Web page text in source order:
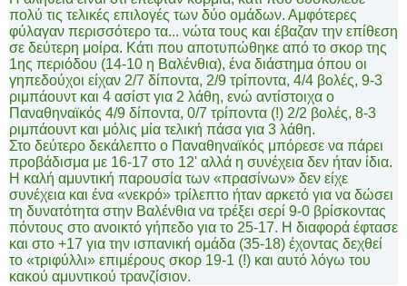
πολύ τις τελικές επιλογές των δύο ομάδων. Αμφότερες
φύλαγαν περισσότερο τα... νώτα τους και έβαζαν την επίθεση
σε δεύτερη μοίρα. Κάτι που αποτυπώθηκε από το σκορ της
1ης περιόδου (14-10 η Βαλένθια), ένα διάστημα όπου οι
γηπεδούχοι είχαν 2/7 δίποντα, 2/9 τρίποντα, 4/4 βολές, 9-3
ριμπάουντ και 4 ασίστ για 2 λάθη, ενώ αντίστοιχα ο
Παναθηναϊκός 4/9 δίποντα, 0/7 τρίποντα (!) 2/2 βολές, 8-3
ριμπάουντ και μόλις μία τελική πάσα για 3 λάθη.
Στο δεύτερο δεκάλεπτο ο Παναθηναϊκός μπόρεσε να πάρει
προβάδισμα με 16-17 στο 12' αλλά η συνέχεια δεν ήταν ίδια.
Η καλή αμυντική παρουσία των «πρασίνων» δεν είχε
συνέχεια και ένα «νεκρό» τρίλεπτο ήταν αρκετό για να δώσει
τη δυνατότητα στην Βαλένθια να τρέξει σερί 9-0 βρίσκοντας
πόντους στο ανοικτό γήπεδο για το 25-17. Η διαφορά έφτασε
και στο +17 για την ισπανική ομάδα (35-18) έχοντας δεχθεί
το «τριφύλλι» επιμέρους σκορ 19-1 (!) και αυτό λόγω του
κακού αμυντικού τρανζίσιον.